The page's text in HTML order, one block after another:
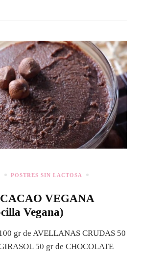
POSTRES SIN LACTOSA
VEGANA
Vegana)
gr de AVELLANAS CRUDAS 50
50 gr de CHOCOLATE